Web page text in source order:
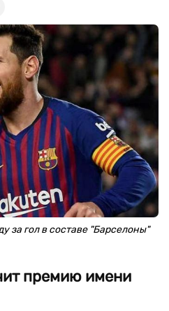
за гол в составе "Барселоны"
премию имени